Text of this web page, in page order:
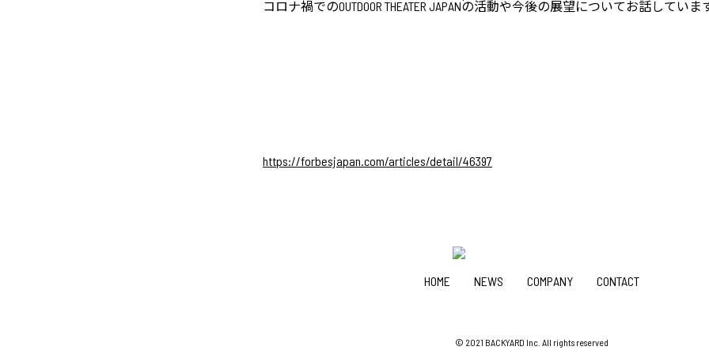
コロナ禍でのOUTDOOR THEATER JAPANの活動や今後の展望についてお話していま
https://forbesjapan.com/articles/detail/46397
HOME NEWS COMPANY CONTACT
© 2021 BACKYARD Inc. All rights reserved